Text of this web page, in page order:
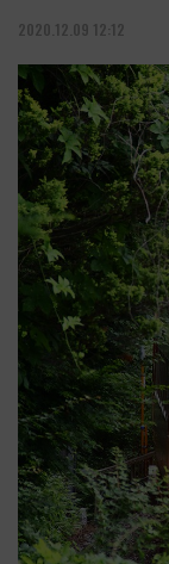
2020.12.09 12:12